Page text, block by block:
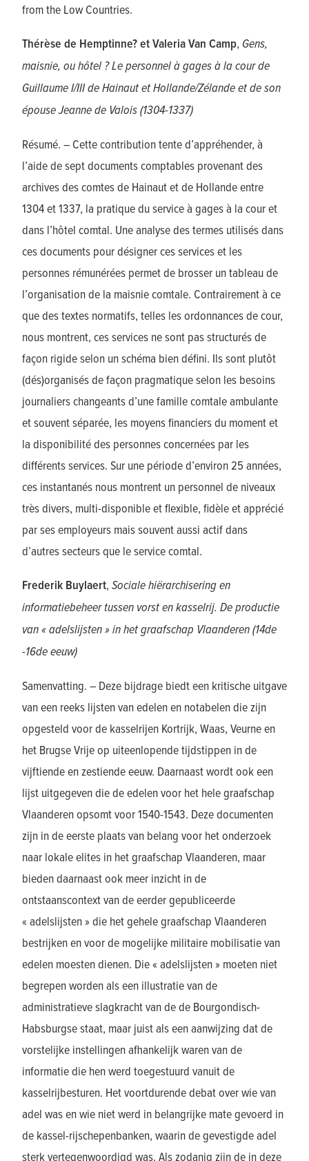
from the Low Countries.
Thérèse de Hemptinne? et Valeria Van Camp, Gens,
maisnie, ou hôtel ? Le personnel à gages à la cour de
Guillaume I/III de Hainaut et Hollande/Zélande et de son
épouse Jeanne de Valois (1304-1337)
Résumé. – Cette contribution tente d’appréhender, à
l’aide de sept documents comptables provenant des
archives des comtes de Hainaut et de Hollande entre
1304 et 1337, la pratique du service à gages à la cour et
dans l’hôtel comtal. Une analyse des termes utilisés dans
ces documents pour désigner ces services et les
personnes rémunérées permet de brosser un tableau de
l’organisation de la maisnie comtale. Contrairement à ce
que des textes normatifs, telles les ordonnances de cour,
nous montrent, ces services ne sont pas structurés de
façon rigide selon un schéma bien défini. Ils sont plutôt
(dés)organisés de façon pragmatique selon les besoins
journaliers changeants d’une famille comtale ambulante
et souvent séparée, les moyens financiers du moment et
la disponibilité des personnes concernées par les
différents services. Sur une période d’environ 25 années,
ces instantanés nous montrent un personnel de niveaux
très divers, multi-disponible et flexible, fidèle et apprécié
par ses employeurs mais souvent aussi actif dans
d’autres secteurs que le service comtal.
Frederik Buylaert, Sociale hiërarchisering en
informatiebeheer tussen vorst en kasselrij. De productie
van « adelslijsten » in het graafschap Vlaanderen (14de
-16de eeuw)
Samenvatting. – Deze bijdrage biedt een kritische uitgave
van een reeks lijsten van edelen en notabelen die zijn
opgesteld voor de kasselrijen Kortrijk, Waas, Veurne en
het Brugse Vrije op uiteenlopende tijdstippen in de
vijftiende en zestiende eeuw. Daarnaast wordt ook een
lijst uitgegeven die de edelen voor het hele graafschap
Vlaanderen opsomt voor 1540-1543. Deze documenten
zijn in de eerste plaats van belang voor het onderzoek
naar lokale elites in het graafschap Vlaanderen, maar
bieden daarnaast ook meer inzicht in de
ontstaanscontext van de eerder gepubliceerde
« adelslijsten » die het gehele graafschap Vlaanderen
bestrijken en voor de mogelijke militaire mobilisatie van
edelen moesten dienen. Die « adelslijsten » moeten niet
begrepen worden als een illustratie van de
administratieve slagkracht van de de Bourgondisch-
Habsburgse staat, maar juist als een aanwijzing dat de
vorstelijke instellingen afhankelijk waren van de
informatie die hen werd toegestuurd vanuit de
kasselrijbesturen. Het voortdurende debat over wie van
adel was en wie niet werd in belangrijke mate gevoerd in
de kassel-rijschepenbanken, waarin de gevestigde adel
sterk vertegenwoordigd was. Als zodanig zijn de in deze